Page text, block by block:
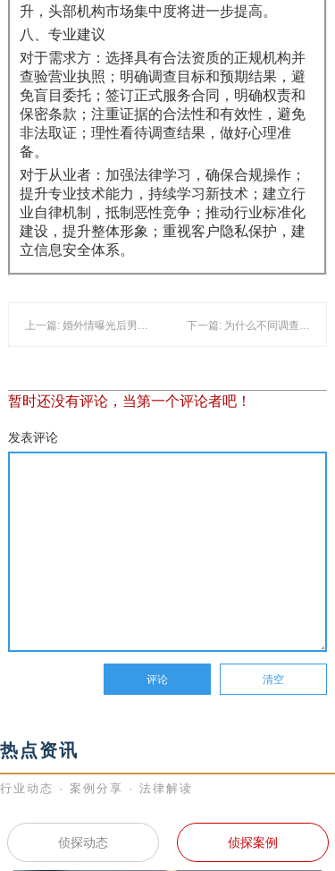
升，头部机构市场集中度将进一步提高。
八、专业建议
对于需求方：选择具有合法资质的正规机构并
查验营业执照；明确调查目标和预期结果，避
免盲目委托；签订正式服务合同，明确权责和
保密条款；注重证据的合法性和有效性，避免
非法取证；理性看待调查结果，做好心理准
备。
对于从业者：加强法律学习，确保合规操作；
提升专业技术能力，持续学习新技术；建立行
业自律机制，抵制恶性竞争；推动行业标准化
建设，提升整体形象；重视客户隐私保护，建
立信息安全体系。
上一篇: 婚外情曝光后男方的三种心理反应模式 下一篇: 为什么不同调查公司对同一个出轨案件给出的方案
暂时还没有评论，当第一个评论者吧！
发表评论
热点资讯
行业动态 · 案例分享 · 法律解读
侦探动态 侦探案例